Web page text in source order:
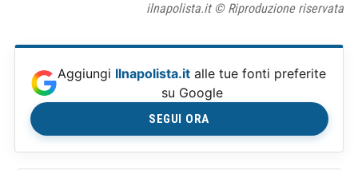
ilnapolista.it © Riproduzione riservata
Aggiungi Ilnapolista.it alle tue fonti preferite
su Google
SEGUI ORA